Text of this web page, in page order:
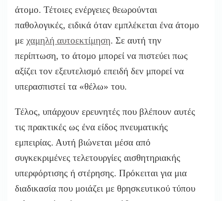
άτομο. Τέτοιες ενέργειες θεωρούνται
παθολογικές, ειδικά όταν εμπλέκεται ένα άτομο
με χαμηλή αυτοεκτίμηση. Σε αυτή την
περίπτωση, το άτομο μπορεί να πιστεύει πως
αξίζει τον εξευτελισμό επειδή δεν μπορεί να
υπερασπιστεί τα «θέλω» του.
Τέλος, υπάρχουν ερευνητές που βλέπουν αυτές
τις πρακτικές ως ένα είδος πνευματικής
εμπειρίας. Αυτή βιώνεται μέσα από
συγκεκριμένες τελετουργίες αισθητηριακής
υπερφόρτισης ή στέρησης. Πρόκειται για μια
διαδικασία που μοιάζει με θρησκευτικού τύπου